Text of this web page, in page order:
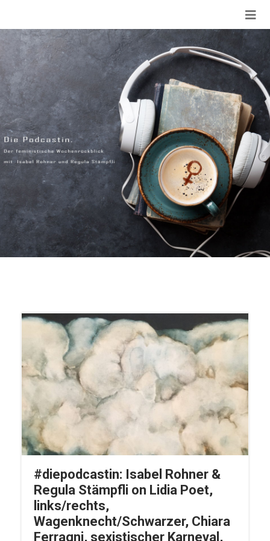
#diepodcastin: Isabel Rohner &
Regula Stämpfli on Lidia Poet,
links/rechts,
Wagenknecht/Schwarzer, Chiara
Ferragni, sexistischer Karneval,